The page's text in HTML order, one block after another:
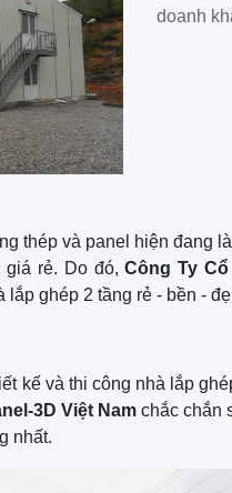
doanh
thép và panel hiện đang
giá rẻ. Do đó,Công Ty
lắp ghép 2 tầng rẻ - bền -
kế và thi công nhà lắp
3D Việt Nam chắc chắn
nhất.